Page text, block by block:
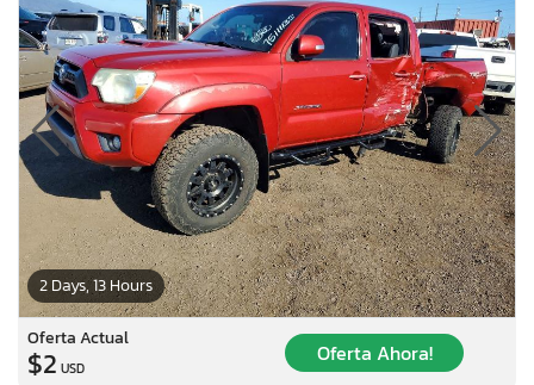
2 Days, 13 Hours
Oferta Actual
$2 USD
Oferta Ahora!